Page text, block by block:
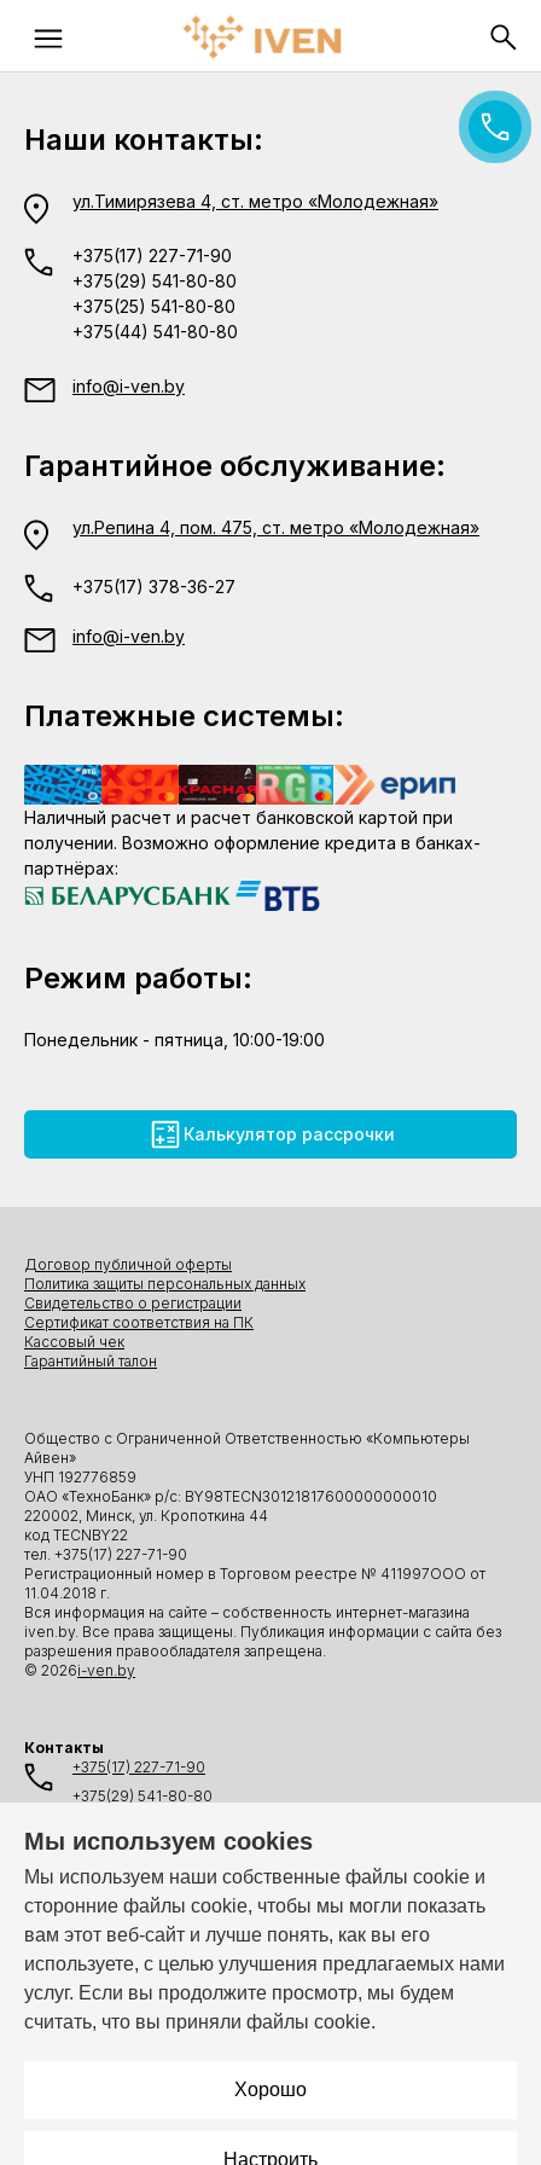
Мы используем cookies
Мы используем наши собственные файлы cookie и
сторонние файлы cookie, чтобы мы могли показать
вам этот веб-сайт и лучше понять, как вы его
используете, с целью улучшения предлагаемых нами
услуг. Если вы продолжите просмотр, мы будем
считать, что вы приняли файлы cookie.
Хорошо
Настроить
Наши контакты:
ул.Тимирязева 4, ст. метро «Молодежная»
+375(17) 227-71-90
+375(29) 541-80-80
+375(25) 541-80-80
+375(44) 541-80-80
info@i-ven.by
Гарантийное обслуживание:
ул.Репина 4, пом. 475, ст. метро «Молодежная»
+375(17) 378-36-27
info@i-ven.by
Платежные системы:
Наличный расчет и расчет банковской картой при
получении. Возможно оформление кредита в банках-
партнёрах:
Режим работы:
Понедельник - пятница, 10:00-19:00
Калькулятор рассрочки
Общество с Ограниченной Ответственностью «Компьютеры
Айвен»
УНП 192776859
ОАО «ТехноБанк» р/с: BY98TECN30121817600000000010
220002, Минск, ул. Кропоткина 44
код TECNBY22
тел. +375(17) 227-71-90
Регистрационный номер в Торговом реестре № 411997ООО от
11.04.2018 г.
Вся информация на сайте – собственность интернет-магазина
iven.by. Все права защищены. Публикация информации с сайта без
разрешения правообладателя запрещена.
© 2026i-ven.by
Договор публичной оферты
Политика защиты персональных данных
Свидетельство о регистрации
Сертификат соответствия на ПК
Кассовый чек
Гарантийный талон
Контакты
+375(17) 227-71-90
+375(29) 541-80-80
+375(44) 541-80-80
info@i-ven.by
Мы в мессенджерах:
Режим работы: Пн–Пт: 10:00 – 19:00